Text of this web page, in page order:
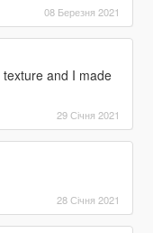
08 Березня 2021
and I made
29 Січня 2021
28 Січня 2021